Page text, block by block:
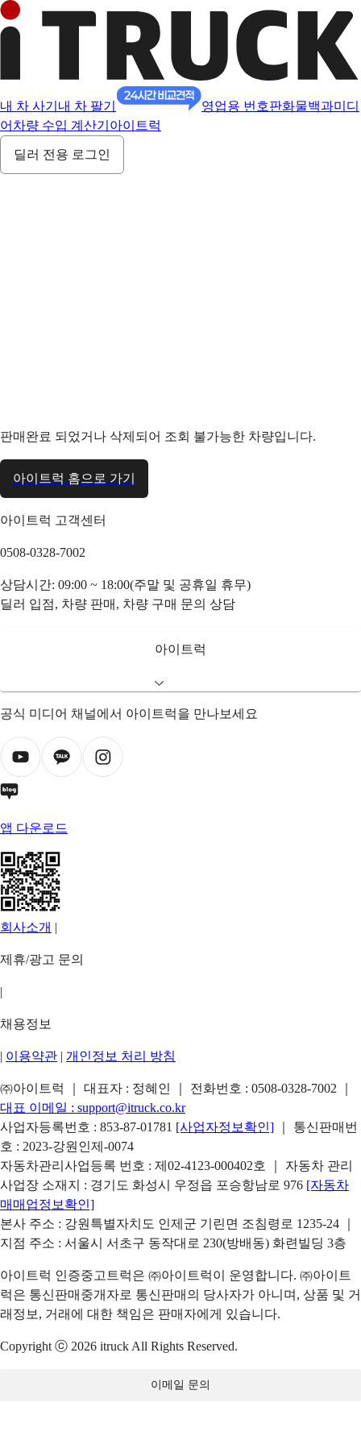
내 차 사기 내 차 팔기 영업용 번호판화물백과미디
어 차량 수입 계산기 아이트럭
딜러 전용 로그인
판매완료 되었거나 삭제되어 조회 불가능한 차량입니다.
아이트럭 홈으로 가기
아이트럭 고객센터
0508-0328-7002
상담시간: 09:00 ~ 18:00(주말 및 공휴일 휴무)
딜러 입점, 차량 판매, 차량 구매 문의 상담
아이트럭
공식 미디어 채널에서 아이트럭을 만나보세요
앱 다운로드
회사소개 |
제휴/광고 문의
|
채용정보
| 이용약관 | 개인정보 처리 방침
㈜아이트럭 ｜ 대표자 : 정혜인 ｜ 전화번호 : 0508-0328-7002
대표 이메일 : support@itruck.co.kr
사업자등록번호 : 853-87-01781 [사업자정보확인]
｜ 통신판매번
호 : 2023-강원인제-0074
자동차관리사업등록 번호 : 제02-4123-000402호 ｜ 자동차 관리
사업장 소재지 : 경기도 화성시 우정읍 포승항남로 976 [자동차
매매업정보확인]
본사 주소 : 강원특별자치도 인제군 기린면 조침령로 1235-24 ｜
지점 주소 : 서울시 서초구 동작대로 230(방배동) 화련빌딩 3층
아이트럭 인증중고트럭은 ㈜아이트럭이 운영합니다. ㈜아이트
럭은 통신판매중개자로 통신판매의 당사자가 아니며, 상품 및 거
래정보, 거래에 대한 책임은 판매자에게 있습니다.
Copyright ⓒ 2026 itruck All Rights Reserved.
이메일 문의